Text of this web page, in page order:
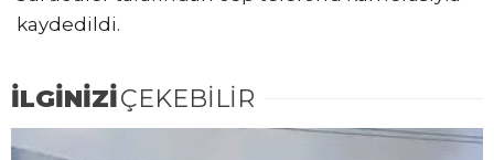
kaydedildi.
İLGİNİZİÇEKEBİLİR